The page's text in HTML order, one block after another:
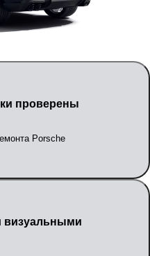
проверены
Porsche
визуальными